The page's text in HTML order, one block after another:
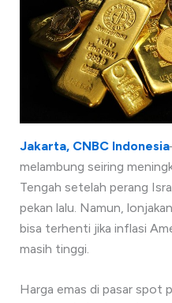
Jakarta, CNBC Indonesia
melambung seiring
Tengah setelah perang
pekan lalu. Namun,
bisa terhenti jika inflasi
masih tinggi.
Harga emas di pasar spot